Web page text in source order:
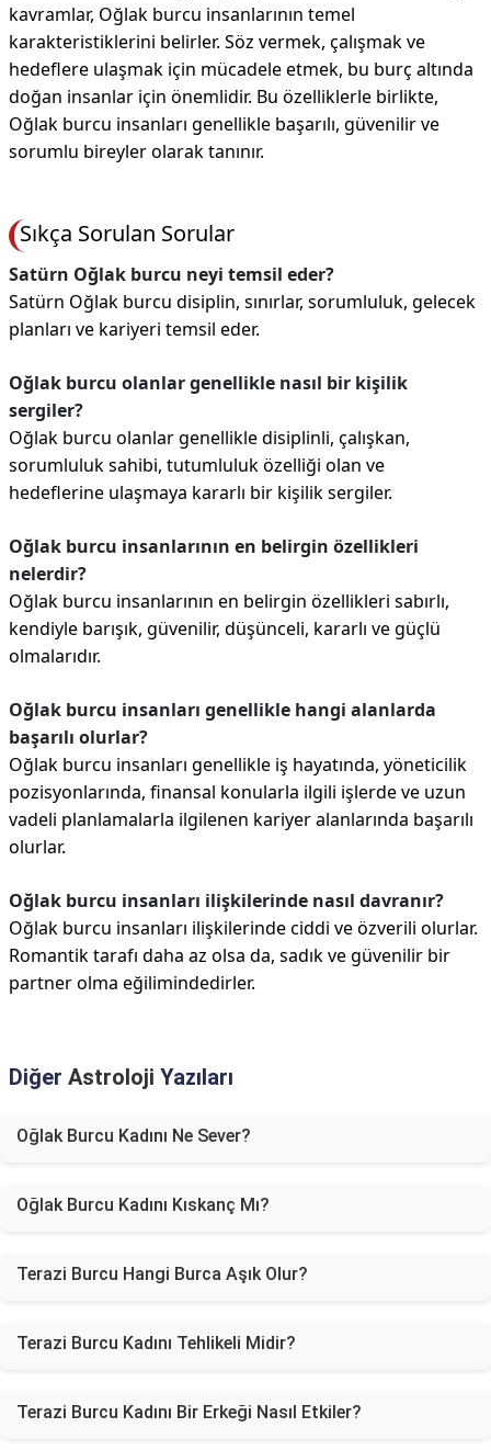
kavramlar, Oğlak burcu insanlarının temel
karakteristiklerini belirler. Söz vermek, çalışmak ve
hedeflere ulaşmak için mücadele etmek, bu burç altında
doğan insanlar için önemlidir. Bu özelliklerle birlikte,
Oğlak burcu insanları genellikle başarılı, güvenilir ve
sorumlu bireyler olarak tanınır.
Sıkça Sorulan Sorular
Satürn Oğlak burcu neyi temsil eder?
Satürn Oğlak burcu disiplin, sınırlar, sorumluluk, gelecek
planları ve kariyeri temsil eder.
Oğlak burcu olanlar genellikle nasıl bir kişilik
sergiler?
Oğlak burcu olanlar genellikle disiplinli, çalışkan,
sorumluluk sahibi, tutumluluk özelliği olan ve
hedeflerine ulaşmaya kararlı bir kişilik sergiler.
Oğlak burcu insanlarının en belirgin özellikleri
nelerdir?
Oğlak burcu insanlarının en belirgin özellikleri sabırlı,
kendiyle barışık, güvenilir, düşünceli, kararlı ve güçlü
olmalarıdır.
Oğlak burcu insanları genellikle hangi alanlarda
başarılı olurlar?
Oğlak burcu insanları genellikle iş hayatında, yöneticilik
pozisyonlarında, finansal konularla ilgili işlerde ve uzun
vadeli planlamalarla ilgilenen kariyer alanlarında başarılı
olurlar.
Oğlak burcu insanları ilişkilerinde nasıl davranır?
Oğlak burcu insanları ilişkilerinde ciddi ve özverili olurlar.
Romantik tarafı daha az olsa da, sadık ve güvenilir bir
partner olma eğilimindedirler.
Diğer Astroloji Yazıları
Oğlak Burcu Kadını Ne Sever?
Oğlak Burcu Kadını Kıskanç Mı?
Terazi Burcu Hangi Burca Aşık Olur?
Terazi Burcu Kadını Tehlikeli Midir?
Terazi Burcu Kadını Bir Erkeği Nasıl Etkiler?